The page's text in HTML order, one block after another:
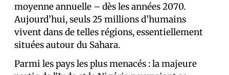
moyenne annuelle – dès les années 2070.
Aujourd’hui, seuls 25 millions d’humains
vivent dans de telles régions, essentiellement
situées autour du Sahara.
Parmi les pays les plus menacés : la majeure